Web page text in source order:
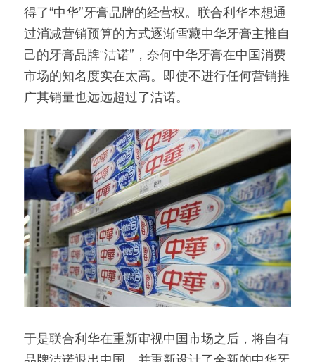
得了“中华”牙膏品牌的经营权。联合利华本想通
过消减营销预算的方式逐渐雪藏中华牙膏主推自
己的牙膏品牌“洁诺”，奈何中华牙膏在中国消费
市场的知名度实在太高。即使不进行任何营销推
广其销量也远远超过了洁诺。
于是联合利华在重新审视中国市场之后，将自有